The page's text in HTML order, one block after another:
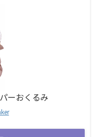
ーおくるみ